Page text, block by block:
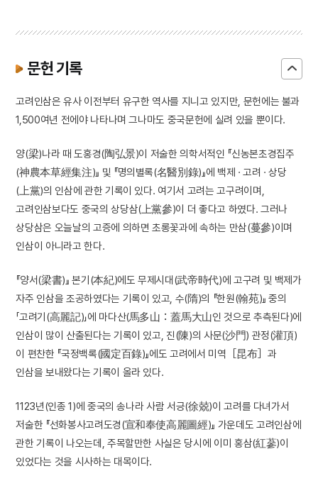
문헌 기록
고려인삼은 유사 이전부터 유구한 역사를 지니고 있지만, 문헌에는 불과
1,500여년 전에야 나타나며 그나마도 중국문헌에 실려 있을 뿐이다.
양(梁)나라 때 도홍경(陶弘景)이 저술한 의학서적인 『신농본초경집주
(神農本草經集注)』 및 『명의별록(名醫別錄)』에 백제 · 고려 · 상당
(上黨)의 인삼에 관한 기록이 있다. 여기서 고려는 고구려이며,
고려인삼보다도 중국의 상당삼(上黨參)이 더 좋다고 하였다. 그러나
상당삼은 오늘날의 고증에 의하면 초롱꽃과에 속하는 만삼(蔓參)이며
인삼이 아니라고 한다.
『양서(梁書)』 본기(本紀)에도 무제시대(武帝時代)에 고구려 및 백제가
자주 인삼을 조공하였다는 기록이 있고, 수(隋)의 『한원(翰苑)』 중의
「고려기(高麗記)」에 마다산(馬多山：蓋馬大山인 것으로 추측된다)에
인삼이 많이 산출된다는 기록이 있고, 진(陳)의 사문(沙門) 관정(灌頂)
이 편찬한 『국정백록(國定百錄)』에도 고려에서 미역［昆布］과
인삼을 보내왔다는 기록이 올라 있다.
1123년(인종 1)에 중국의 송나라 사람 서긍(徐兢)이 고려를 다녀가서
저술한 『선화봉사고려도경(宣和奉使高麗圖經)』 가운데도 고려인삼에
관한 기록이 나오는데, 주목할만한 사실은 당시에 이미 홍삼(紅蔘)이
있었다는 것을 시사하는 대목이다.